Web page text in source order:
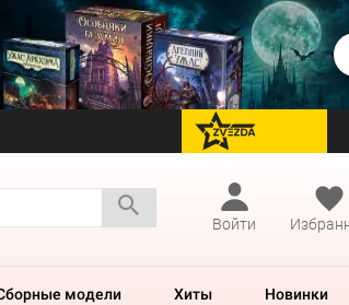
перейти на Zvezda
Войти
модели Хиты Новинки